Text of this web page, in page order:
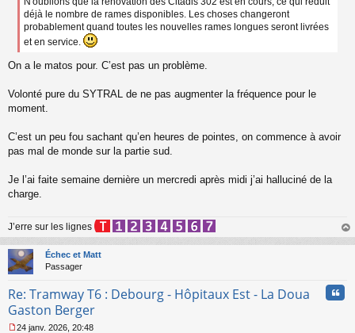
n
u
déjà le nombre de rames disponibles. Les choses changeront
probablement quand toutes les nouvelles rames longues seront livrées
et en service.
On a le matos pour. C’est pas un problème.
Volonté pure du SYTRAL de ne pas augmenter la fréquence pour le
moment.
C’est un peu fou sachant qu’en heures de pointes, on commence à avoir
pas mal de monde sur la partie sud.
Je l’ai faite semaine dernière un mercredi après midi j’ai halluciné de la
charge.
J’erre sur les lignes
au
Échec et Matt
Passager
Re: Tramway T6 : Debourg - Hôpitaux Est - La Doua
Gaston Berger
24 janv. 2026, 20:48